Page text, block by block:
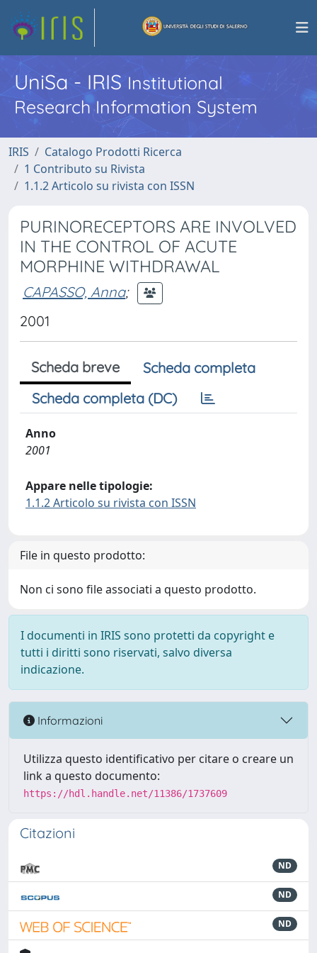
UniSa - IRISInstitutional
Research Information System
IRIS
Catalogo Prodotti Ricerca
1 Contributo su Rivista
1.1.2 Articolo su rivista con ISSN
PURINORECEPTORS ARE INVOLVED
IN THE CONTROL OF ACUTE
MORPHINE WITHDRAWAL
CAPASSO, Anna;
2001
Scheda breve
Scheda completa
Scheda completa (DC)
Anno
2001
Appare nelle tipologie:
1.1.2 Articolo su rivista con ISSN
File in questo prodotto:
Non ci sono file associati a questo prodotto.
I documenti in IRIS sono protetti da copyright e
tutti i diritti sono riservati, salvo diversa
indicazione.
Informazioni
Utilizza questo identificativo per citare o creare un
link a questo documento:
https://hdl.handle.net/11386/1737609
Citazioni
ND
ND
ND